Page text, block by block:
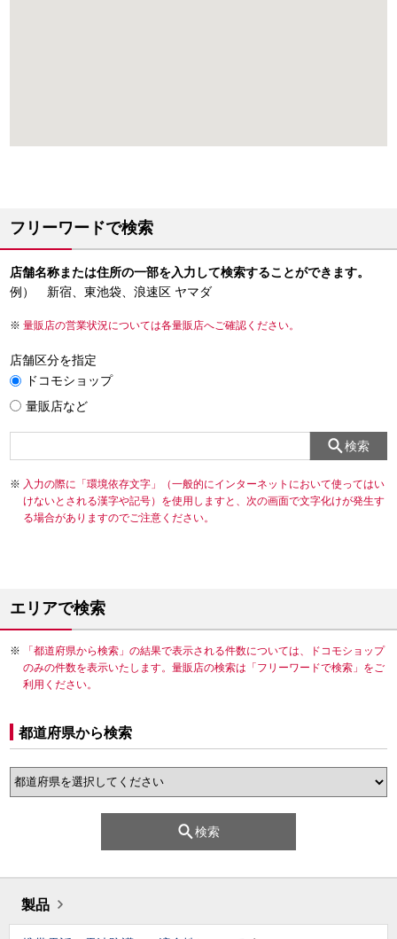
フリーワードで検索
店舗名称または住所の一部を入力して検索することができます。
例） 新宿、東池袋、浪速区 ヤマダ
量販店の営業状況については各量販店へご確認ください。
店舗区分を指定
ドコモショップ
量販店など
検索
入力の際に「環境依存文字」（一般的にインターネットにおいて使ってはい
けないとされる漢字や記号）を使用しますと、次の画面で文字化けが発生す
る場合がありますのでご注意ください。
エリアで検索
「都道府県から検索」の結果で表示される件数については、ドコモショップ
のみの件数を表示いたします。量販店の検索は「フリーワードで検索」をご
利用ください。
都道府県から検索
検索
製品